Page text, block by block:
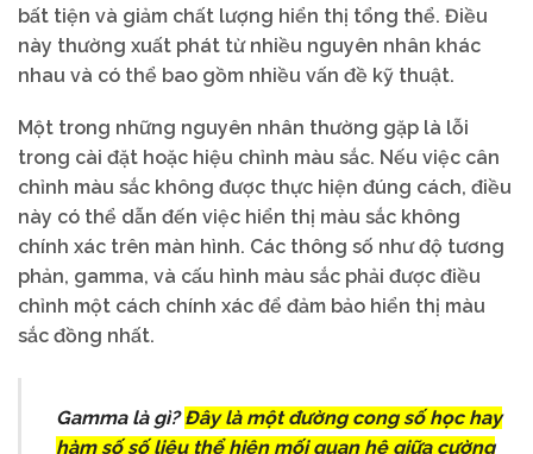
bất tiện và giảm chất lượng hiển thị tổng thể. Điều
này thường xuất phát từ nhiều nguyên nhân khác
nhau và có thể bao gồm nhiều vấn đề kỹ thuật.
Một trong những nguyên nhân thường gặp là lỗi
trong cài đặt hoặc hiệu chỉnh màu sắc. Nếu việc cân
chỉnh màu sắc không được thực hiện đúng cách, điều
này có thể dẫn đến việc hiển thị màu sắc không
chính xác trên màn hình. Các thông số như độ tương
phản, gamma, và cấu hình màu sắc phải được điều
chỉnh một cách chính xác để đảm bảo hiển thị màu
sắc đồng nhất.
Gamma là gì? Đây là một đường cong số học hay
hàm số số liệu thể hiện mối quan hệ giữa cường